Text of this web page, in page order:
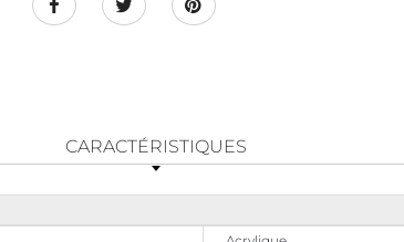
CARACTÉRISTIQUES